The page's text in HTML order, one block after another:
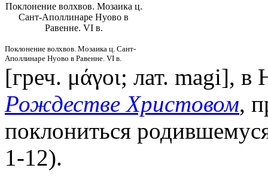
Поклонение волхвов. Мозаика ц.
Сант-Аполлинаре Нуово в
Равенне. VI в.
Поклонение волхвов. Мозаика ц. Сант-
Аполлинаре Нуово в Равенне. VI в.
[греч. μάγοι; лат. magi],
Рождестве Христовом,
поклониться
1-12).